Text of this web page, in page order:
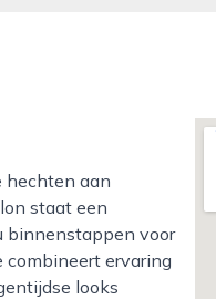
staat een
binnenstappen voor
combineert ervaring
looks